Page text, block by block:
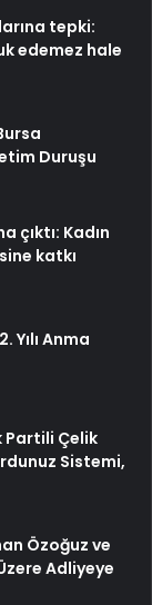
tepki:
edemez hale
Duruşu
çıktı: Kadın
katkı
Yılı Anma
Partili Çelik
Sistemi,
Özoğuz ve
Adliyeye